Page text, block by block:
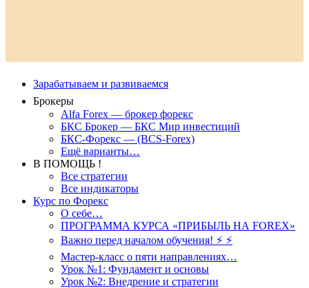
Зарабатываем и развиваемся
Брокеры
Alfa Forex — брокер форекс
БКС Брокер — БКС Мир инвестиций
БКС-Форекс — (BCS-Forex)
Ещё варианты…
В ПОМОЩЬ !
Все стратегии
Все индикаторы
Курс по Форекс
О себе…
ПРОГРАММА КУРСА «ПРИБЫЛЬ НА FOREX»
Важно перед началом обучения! ⚡ ⚡
Мастер-класс о пяти направлениях…
Урок №1: Фундамент и основы
Урок №2: Внедрение и стратегии